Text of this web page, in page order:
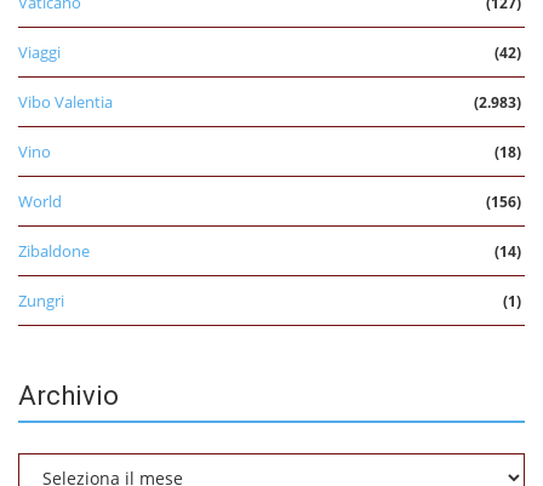
Viaggi (42)
Vibo Valentia (2.983)
Vino (18)
World (156)
Zibaldone (14)
Zungri (1)
Archivio